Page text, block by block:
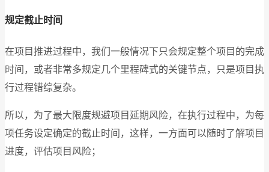
规定截止时间
在项目推进过程中，我们一般情况下只会规定整个项目的完成
时间，或者非常多规定几个里程碑式的关键节点，只是项目执
行过程错综复杂。
所以，为了最大限度规避项目延期风险，在执行过程中，为每
项任务设定确定的截止时间，这样，一方面可以随时了解项目
进度，评估项目风险；